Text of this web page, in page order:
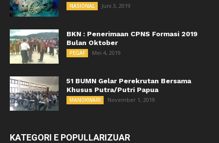
NASIONAL Juni 3, 2019
BKN : Penerimaan CPNS Formasi 2019
Bulan Oktober
PEGAF Mei 4, 2019
51 BUMN Gelar Perekrutan Bersama
Khusus Putra/Putri Papua
MANOKWARI November 1, 2019
KATEGORI E POPULLARIZUAR